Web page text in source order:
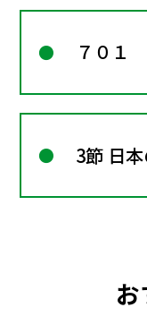
７０１
3節 日